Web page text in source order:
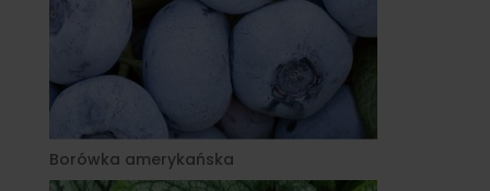
Borówka amerykańska